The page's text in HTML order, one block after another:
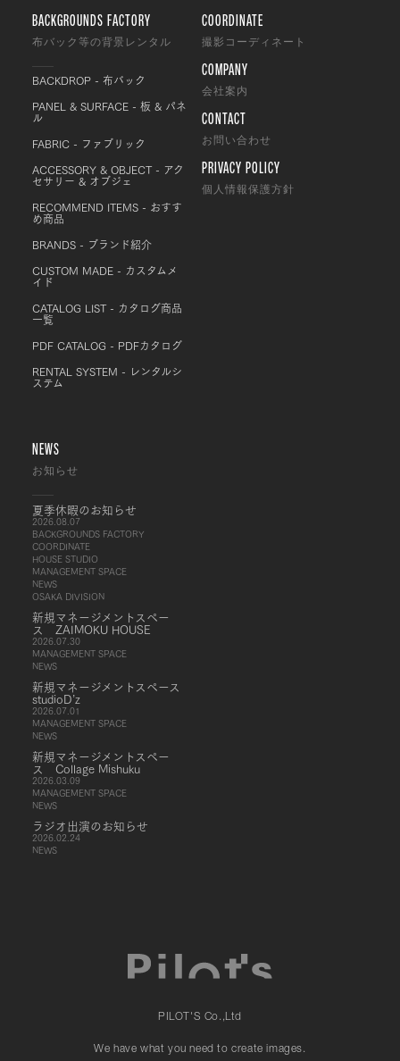
BACKGROUNDS FACTORY
布バック等の背景レンタル
BACKDROP - 布バック
PANEL & SURFACE - 板 & パネ
ル
FABRIC - ファブリック
ACCESSORY & OBJECT - アク
セサリー & オブジェ
RECOMMEND ITEMS - おすす
め商品
BRANDS - ブランド紹介
CUSTOM MADE - カスタムメ
イド
CATALOG LIST - カタログ商品
一覧
PDF CATALOG - PDFカタログ
RENTAL SYSTEM - レンタルシ
ステム
COORDINATE
撮影コーディネート
COMPANY
会社案内
CONTACT
お問い合わせ
PRIVACY POLICY
個人情報保護方針
NEWS
お知らせ
夏季休暇のお知らせ
2026.08.07
BACKGROUNDS FACTORY
COORDINATE
HOUSE STUDIO
MANAGEMENT SPACE
NEWS
OSAKA DIVISION
新規マネージメントスペー
ス ZAIMOKU HOUSE
2026.07.30
MANAGEMENT SPACE
NEWS
新規マネージメントスペース
studioD’z
2026.07.01
MANAGEMENT SPACE
NEWS
新規マネージメントスペー
ス Collage Mishuku
2026.03.09
MANAGEMENT SPACE
NEWS
ラジオ出演のお知らせ
2026.02.24
NEWS
PILOT'S Co.,Ltd
We have what you need to create images.